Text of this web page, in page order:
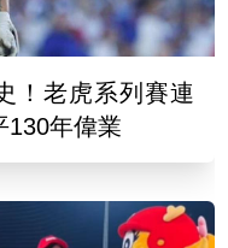
！老虎系列賽連
130年偉業